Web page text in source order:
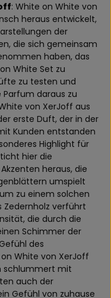
: White on White von
heraus entwickelt,
der
die sich gemeinsam
haben, das
White Set zu
zu testen und
daraus zu
von XerJoff aus
erste Duft, der in der
Kunden entstanden
Highlight für
hier die
heraus, die
umspielt
zu einem solchen
Zedernholz verführt
die durch die
Schimmer der
des
White von XerJoff
schlummert mit
auch der
Gefühl von zuhause